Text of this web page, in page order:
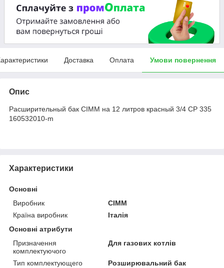
Доставка Оплата Умови повернення
Опис
Расширительный бак CIMM на 12 литров красный 3/4 CP 335
160532010-m
Характеристики
Основні
Виробник
CIMM
Країна виробник
Італія
Основні атрибути
Призначення
комплектуючого
Для газових котлів
Тип комплектующего
Розширювальний бак